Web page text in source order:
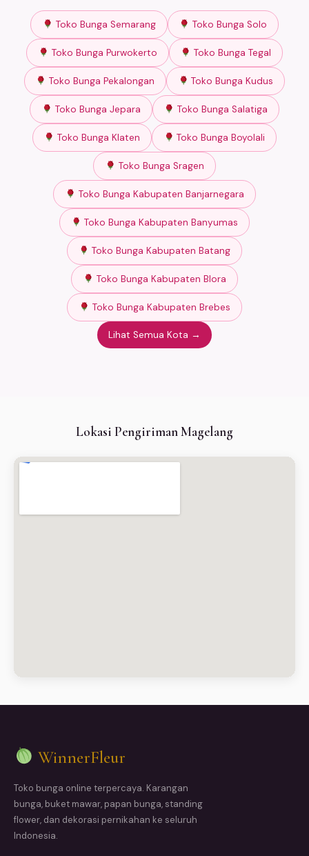
Toko Bunga Semarang Toko Bunga Solo
Toko Bunga Purwokerto Toko Bunga Tegal
Toko Bunga Pekalongan Toko Bunga Kudus
Toko Bunga Jepara Toko Bunga Salatiga
Toko Bunga Klaten Toko Bunga Boyolali
Toko Bunga Sragen
Toko Bunga Kabupaten Banjarnegara
Toko Bunga Kabupaten Banyumas
Toko Bunga Kabupaten Batang
Toko Bunga Kabupaten Blora
Toko Bunga Kabupaten Brebes
Lihat Semua Kota →
Lokasi Pengiriman Magelang
WinnerFleur
Toko bunga online terpercaya. Karangan
bunga, buket mawar, papan bunga, standing
flower, dan dekorasi pernikahan ke seluruh
Indonesia.